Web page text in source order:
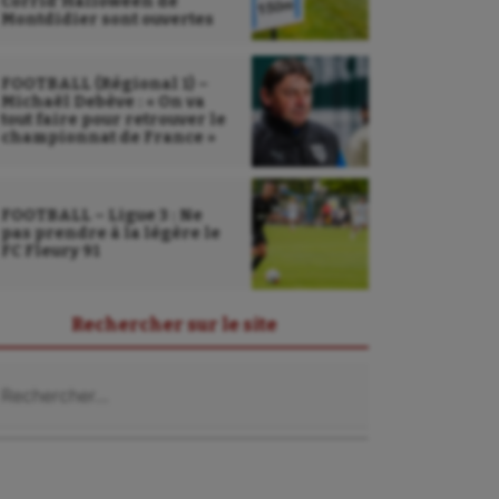
Montdidier sont ouvertes
FOOTBALL (Régional 1) –
Michaël Debève : « On va
tout faire pour retrouver le
championnat de France »
FOOTBALL – Ligue 3 : Ne
pas prendre à la légère le
FC Fleury 91
Rechercher sur le site